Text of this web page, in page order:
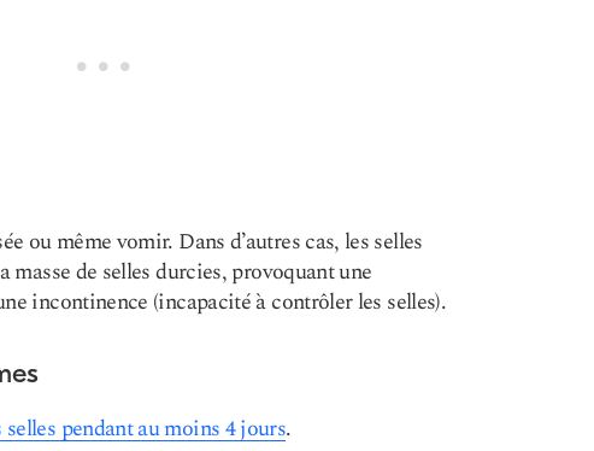
ou même vomir. Dans d’autres cas, les selles
masse de selles durcies, provoquant une
incontinence (incapacité à contrôler les selles).
pendant au moins 4 jours.